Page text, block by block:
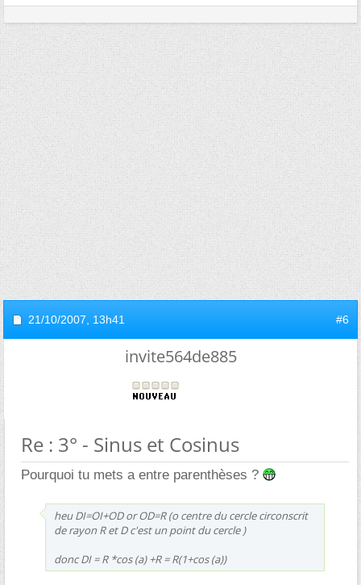
21/10/2007, 13h41 #6
invite564de885
Re : 3° - Sinus et Cosinus
Pourquoi tu mets a entre parenthèses ?
heu DI=OI+OD or OD=R (o centre du cercle circonscrit
de rayon R et D c'est un point du cercle )
donc DI = R *cos (a) +R = R(1+cos (a))